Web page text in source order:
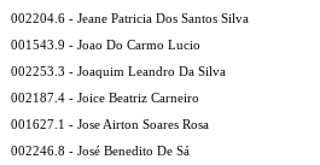
002204.6 - Jeane Patricia Dos Santos Silva
001543.9 - Joao Do Carmo Lucio
002253.3 - Joaquim Leandro Da Silva
002187.4 - Joice Beatriz Carneiro
001627.1 - Jose Airton Soares Rosa
002246.8 - José Benedito De Sá